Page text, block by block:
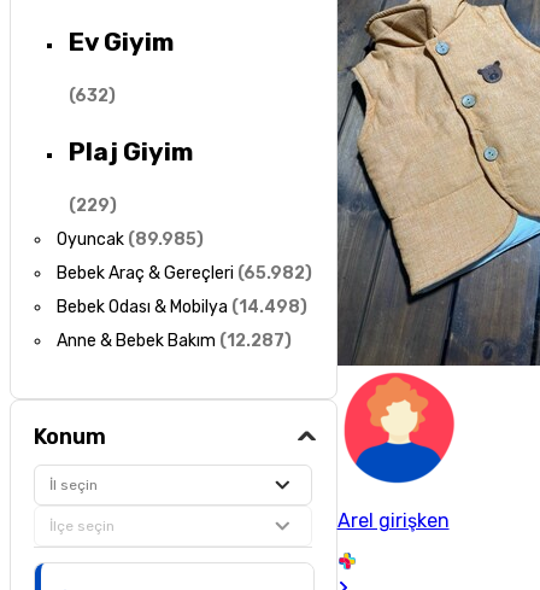
Ev Giyim
(632)
Plaj Giyim
(229)
Oyuncak (89.985)
Bebek Araç & Gereçleri (65.982)
Bebek Odası & Mobilya (14.498)
Anne & Bebek Bakım (12.287)
Konum
İl seçin
İlçe seçin Arel girişken